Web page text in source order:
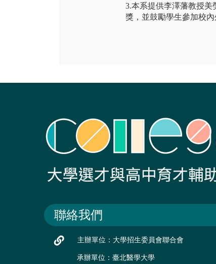
3.本系提供李澤藩教授
獎，並鼓勵學生參加校
聯絡我們
主辦單位：大學招生委員會聯合會
承辦單位：臺北醫學大學